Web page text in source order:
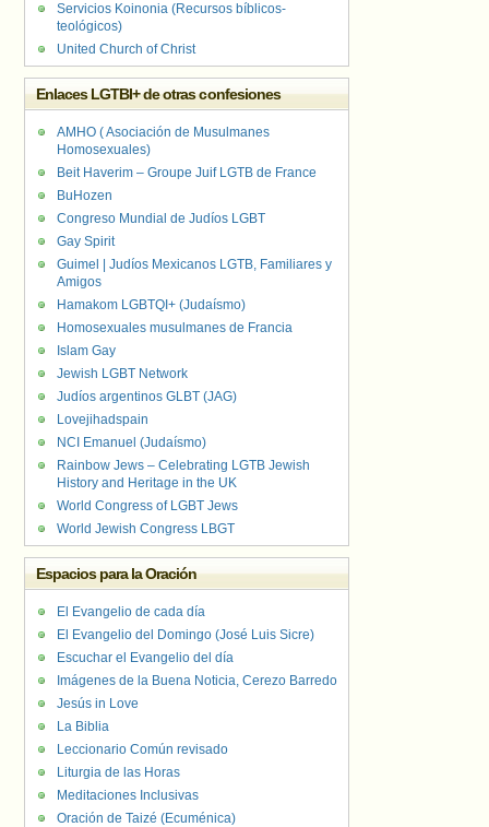
Servicios Koinonia (Recursos bíblicos-
teológicos)
United Church of Christ
Enlaces LGTBI+ de otras confesiones
AMHO ( Asociación de Musulmanes
Homosexuales)
Beit Haverim – Groupe Juif LGTB de France
BuHozen
Congreso Mundial de Judíos LGBT
Gay Spirit
Guimel | Judíos Mexicanos LGTB, Familiares y
Amigos
Hamakom LGBTQI+ (Judaísmo)
Homosexuales musulmanes de Francia
Islam Gay
Jewish LGBT Network
Judíos argentinos GLBT (JAG)
Lovejihadspain
NCI Emanuel (Judaísmo)
Rainbow Jews – Celebrating LGTB Jewish
History and Heritage in the UK
World Congress of LGBT Jews
World Jewish Congress LBGT
Espacios para la Oración
El Evangelio de cada día
El Evangelio del Domingo (José Luis Sicre)
Escuchar el Evangelio del día
Imágenes de la Buena Noticia, Cerezo Barredo
Jesús in Love
La Biblia
Leccionario Común revisado
Liturgia de las Horas
Meditaciones Inclusivas
Oración de Taizé (Ecuménica)